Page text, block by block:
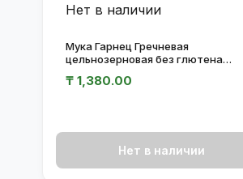
Нет в наличии
Мука Гарнец Гречневая
цельнозерновая без глютена
₸ 1,380.00
Нет в наличии